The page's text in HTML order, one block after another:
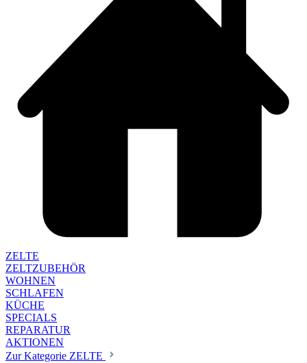
ZELTE
ZELTZUBEHÖR
WOHNEN
SCHLAFEN
KÜCHE
SPECIALS
REPARATUR
AKTIONEN
Zur Kategorie ZELTE